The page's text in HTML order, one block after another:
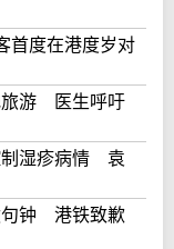
首度在港度岁对
旅游 医生呼吁
制湿疹病情 袁
句钟 港铁致歉